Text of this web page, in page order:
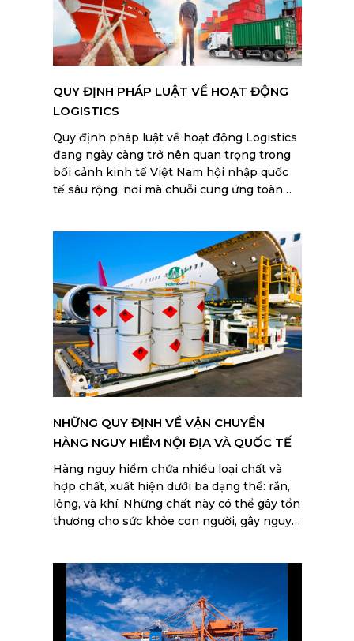
QUY ĐỊNH PHÁP LUẬT VỀ HOẠT ĐỘNG
LOGISTICS
Quy định pháp luật về hoạt động Logistics
đang ngày càng trở nên quan trọng trong
bối cảnh kinh tế Việt Nam hội nhập quốc
tế sâu rộng, nơi mà chuỗi cung ứng toàn
NHỮNG QUY ĐỊNH VỀ VẬN CHUYỂN
HÀNG NGUY HIỂM NỘI ĐỊA VÀ QUỐC TẾ
Hàng nguy hiểm chứa nhiều loại chất và
hợp chất, xuất hiện dưới ba dạng thể: rắn,
lỏng, và khí. Những chất này có thể gây tổn
thương cho sức khỏe con người, gây nguy
bị phát hiện và thu giữ theo quy định hải
quan. Hãy tìm hiểu kỹ để tránh rơi vào các
trường hợp mất thời gian và tiền bạc.